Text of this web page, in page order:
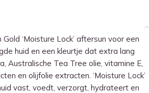
‘Moisture Lock’ aftersun voor een
huid en een kleurtje dat extra lang
Australische Tea Tree olie, vitamine E,
en olijfolie extracten. ‘Moisture Lock’
vast, voedt, verzorgt, hydrateert en